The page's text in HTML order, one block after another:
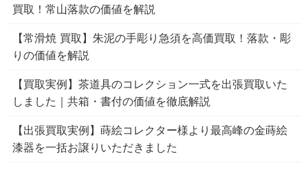
買取！常山落款の価値を解説
【常滑焼 買取】朱泥の手彫り急須を高価買取！落款・彫
りの価値を解説
【買取実例】茶道具のコレクション一式を出張買取いた
しました｜共箱・書付の価値を徹底解説
【出張買取実例】蒔絵コレクター様より最高峰の金蒔絵
漆器を一括お譲りいただきました